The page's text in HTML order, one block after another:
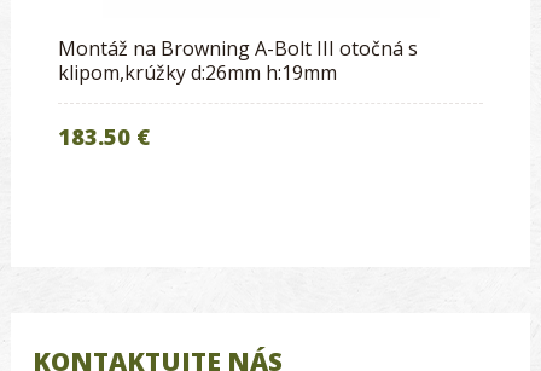
Montáž na Browning A-Bolt III otočná s
klipom,krúžky d:26mm h:19mm
183.50 €
KONTAKTUJTE NÁS